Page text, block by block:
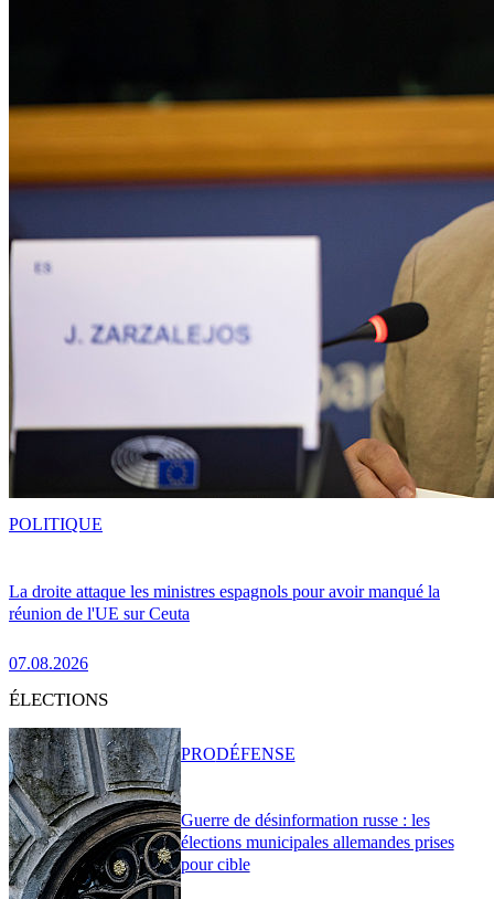
La droite attaque les ministres espagnols pour avoir manqué la
réunion de l'UE sur Ceuta
07.08.2026
POLITIQUE
ÉLECTIONS
Guerre de désinformation russe : les
élections municipales allemandes prises
pour cible
PRODÉFENSE